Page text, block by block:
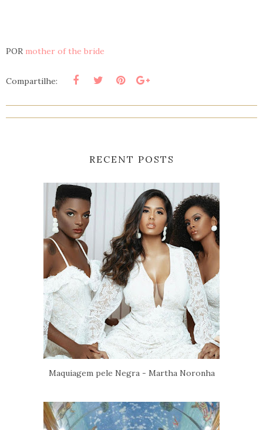
POR mother of the bride
Compartilhe:
RECENT POSTS
Maquiagem pele Negra - Martha Noronha